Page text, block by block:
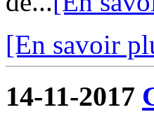
[En savoir
14-11-2017